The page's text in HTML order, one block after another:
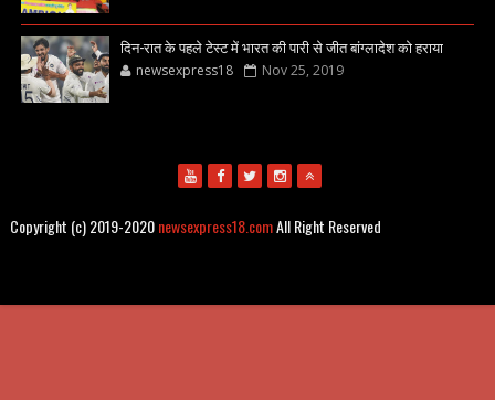
दिन-रात के पहले टेस्ट में भारत की पारी से जीत बांग्लादेश को हराया
newsexpress18 Nov 25, 2019
Copyright (c) 2019-2020newsexpress18.comAll Right Reserved